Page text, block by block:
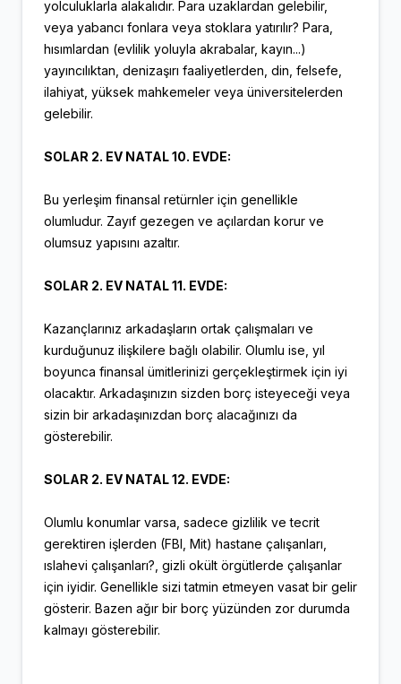
yolculuklarla alakalıdır. Para uzaklardan gelebilir,
veya yabancı fonlara veya stoklara yatırılır? Para,
hısımlardan (evlilik yoluyla akrabalar, kayın...)
yayıncılıktan, denizaşırı faaliyetlerden, din, felsefe,
ilahiyat, yüksek mahkemeler veya üniversitelerden
gelebilir.
SOLAR 2. EV NATAL 10. EVDE:
Bu yerleşim finansal retürnler için genellikle
olumludur. Zayıf gezegen ve açılardan korur ve
olumsuz yapısını azaltır.
SOLAR 2. EV NATAL 11. EVDE:
Kazançlarınız arkadaşların ortak çalışmaları ve
kurduğunuz ilişkilere bağlı olabilir. Olumlu ise, yıl
boyunca finansal ümitlerinizi gerçekleştirmek için iyi
olacaktır. Arkadaşınızın sizden borç isteyeceği veya
sizin bir arkadaşınızdan borç alacağınızı da
gösterebilir.
SOLAR 2. EV NATAL 12. EVDE:
Olumlu konumlar varsa, sadece gizlilik ve tecrit
gerektiren işlerden (FBI, Mit) hastane çalışanları,
ıslahevi çalışanları?, gizli okült örgütlerde çalışanlar
için iyidir. Genellikle sizi tatmin etmeyen vasat bir gelir
gösterir. Bazen ağır bir borç yüzünden zor durumda
kalmayı gösterebilir.